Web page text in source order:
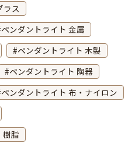
ラス
ペンダントライト 金属
ペンダントライト 木製
ペンダントライト 陶器
ペンダントライト 布・ナイロン
樹脂